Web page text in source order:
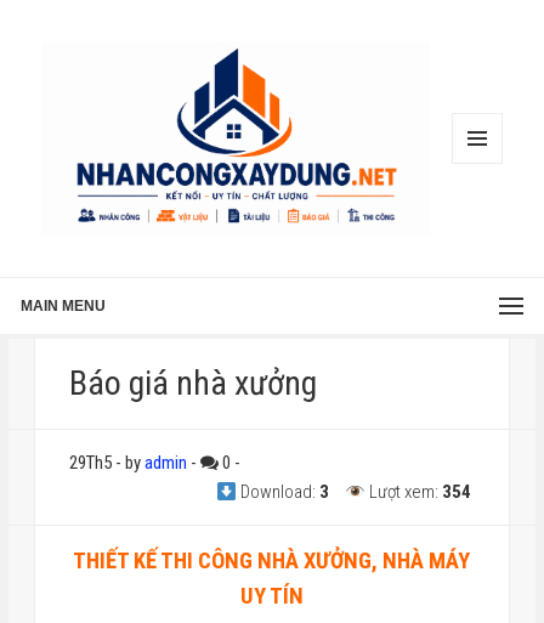
MAIN MENU
Báo giá nhà xưởng
29Th5 - byadmin - 0 -
Download: 3 Lượt xem: 354
THIẾT KẾ THI CÔNG NHÀ XƯỞNG, NHÀ MÁY
UY TÍN